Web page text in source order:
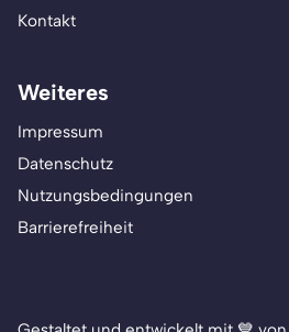
Kontakt
Weiteres
Impressum
Datenschutz
Nutzungsbedingungen
Barrierefreiheit